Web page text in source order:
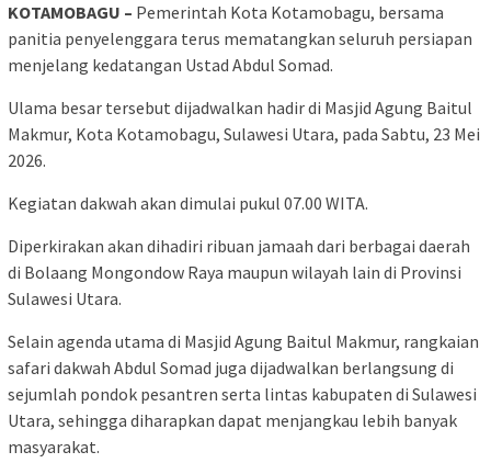
KOTAMOBAGU – Pemerintah Kota Kotamobagu, bersama
panitia penyelenggara terus mematangkan seluruh persiapan
menjelang kedatangan Ustad Abdul Somad.
Ulama besar tersebut dijadwalkan hadir di Masjid Agung Baitul
Makmur, Kota Kotamobagu, Sulawesi Utara, pada Sabtu, 23 Mei
2026.
Kegiatan dakwah akan dimulai pukul 07.00 WITA.
Diperkirakan akan dihadiri ribuan jamaah dari berbagai daerah
di Bolaang Mongondow Raya maupun wilayah lain di Provinsi
Sulawesi Utara.
Selain agenda utama di Masjid Agung Baitul Makmur, rangkaian
safari dakwah Abdul Somad juga dijadwalkan berlangsung di
sejumlah pondok pesantren serta lintas kabupaten di Sulawesi
Utara, sehingga diharapkan dapat menjangkau lebih banyak
masyarakat.